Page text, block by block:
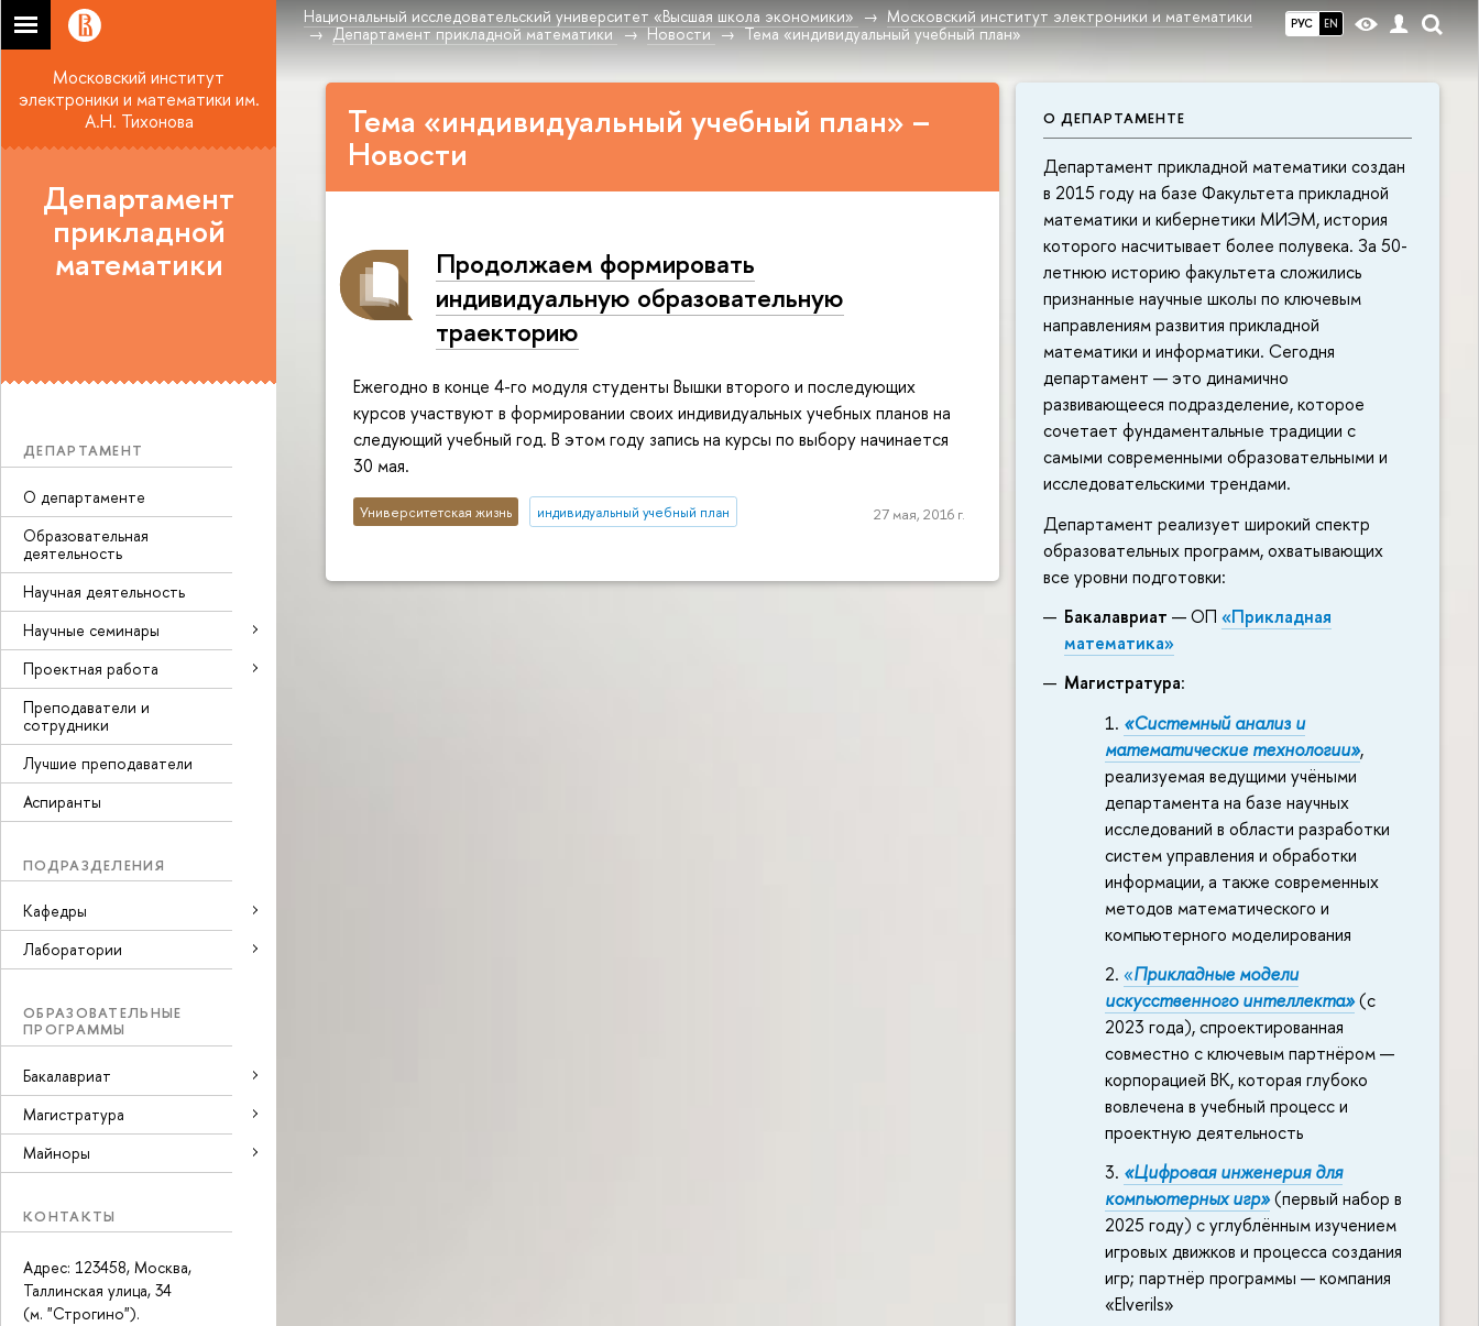
РУС EN
Национальный исследовательский университет «Высшая школа экономики»
Московский институт электроники и математики
Департамент прикладной математики
Новости Тема «индивидуальный учебный план»
Московский институт
электроники и математики им.
А.Н. Тихонова
Департамент
прикладной
математики
ДЕПАРТАМЕНТ
О департаменте
Образовательная
деятельность
Научная деятельность
Научные семинары
Проектная работа
Преподаватели и
сотрудники
Лучшие преподаватели
Аспиранты
ПОДРАЗДЕЛЕНИЯ
Кафедры
Лаборатории
ОБРАЗОВАТЕЛЬНЫЕ
ПРОГРАММЫ
Бакалавриат
Магистратура
Майноры
КОНТАКТЫ
Адрес: 123458, Москва,
Таллинская улица, 34
(м. "Строгино").
О ДЕПАРТАМЕНТЕ
Департамент прикладной математики создан
в 2015 году на базе Факультета прикладной
математики и кибернетики МИЭМ, история
которого насчитывает более полувека. За 50-
летнюю историю факультета сложились
признанные научные школы по ключевым
направлениям развития прикладной
математики и информатики. Сегодня
департамент — это динамично
развивающееся подразделение, которое
сочетает фундаментальные традиции с
самыми современными образовательными и
исследовательскими трендами.
Департамент реализует широкий спектр
образовательных программ, охватывающих
все уровни подготовки:
Бакалавриат — ОП«Прикладная
математика»
Магистратура:
«Системный анализ и
математические технологии»,
реализуемая ведущими учёными
департамента на базе научных
исследований в области разработки
систем управления и обработки
информации, а также современных
методов математического и
компьютерного моделирования
«Прикладные модели
искусственного интеллекта»(с
2023 года), спроектированная
совместно с ключевым партнёром —
корпорацией ВК, которая глубоко
вовлечена в учебный процесс и
проектную деятельность
«Цифровая инженерия для
компьютерных игр»(первый набор в
2025 году) с углублённым изучением
игровых движков и процесса создания
игр; партнёр программы — компания
«Elverils»
Тема «индивидуальный учебный план» –
Новости
Продолжаем формировать
индивидуальную образовательную
траекторию
Ежегодно в конце 4-го модуля студенты Вышки второго и последующих
курсов участвуют в формировании своих индивидуальных учебных планов на
следующий учебный год. В этом году запись на курсы по выбору начинается
30 мая.
Университетская жизнь индивидуальный учебный план 27 мая, 2016 г.